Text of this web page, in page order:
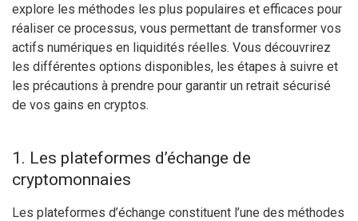
explore les méthodes les plus populaires et efficaces pour
réaliser ce processus, vous permettant de transformer vos
actifs numériques en liquidités réelles. Vous découvrirez
les différentes options disponibles, les étapes à suivre et
les précautions à prendre pour garantir un retrait sécurisé
de vos gains en cryptos.
1. Les plateformes d’échange de
cryptomonnaies
Les plateformes d’échange constituent l’une des méthodes